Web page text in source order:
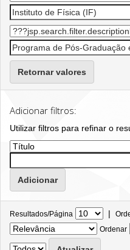
Retornar valores
Adicionar filtros:
Utilizar filtros para refinar o
Resultados/Página |
Ordenar